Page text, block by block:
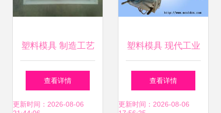
塑料模具 制造工艺
与产品展示
查看详情
更新时间：2026-08-06
塑料模具 现代工业
的隐形基石
查看详情
更新时间：2026-08-06